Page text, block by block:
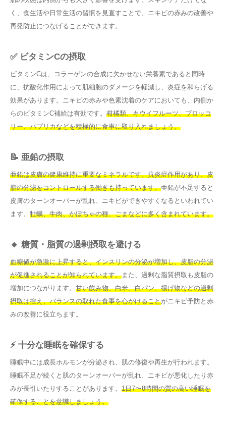
く、食生活や日常生活の習慣を見直すことで、ニキビの赤みの改善や
再発防止につなげることができます。
✅ ビタミンCの摂取
ビタミンCは、コラーゲンの合成に欠かせない栄養素であると同時
に、抗酸化作用によって肌細胞のダメージを軽減し、炎症を和らげる
効果があります。ニキビの赤みや色素沈着のケアにおいても、内側か
らのビタミンC補給は有効です。 柑橘類、キウイフルーツ、ブロッコ
リー、パプリカなどを積極的に食事に取り入れましょう。
📝 亜鉛の摂取
亜鉛は皮膚の健康維持に重要なミネラルです。抗炎症作用があり、皮
脂の分泌をコントロールする働きも持っています。亜鉛が不足すると
皮膚のターンオーバーが乱れ、ニキビができやすくなるといわれてい
ます。 牡蠣、牛肉、かぼちゃの種、ごまなどに多く含まれています。
🔸 糖質・脂質の過剰摂取を避ける
血糖値が急激に上昇すると、インスリンの分泌が増加し、皮脂の分泌
が促進されることが知られています。 また、過剰な脂質摂取も皮脂の
増加につながります。 甘い飲み物、白米、白パン、揚げ物などの過剰
摂取は控え、バランスの取れた食事を心がけることがニキビ予防と赤
みの改善に役立ちます。
⚡ 十分な睡眠を確保する
睡眠中には成長ホルモンが分泌され、肌の修復や再生が行われます。
睡眠不足が続くと肌のターンオーバーが乱れ、ニキビが悪化したり赤
みが長引いたりすることがあります。 1日7〜8時間の質の高い睡眠を
確保することを意識しましょう。